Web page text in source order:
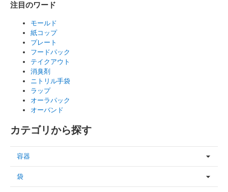
注目のワード
モールド
紙コップ
プレート
フードパック
テイクアウト
消臭剤
ニトリル手袋
ラップ
オーラパック
オーバンド
カテゴリから探す
容器
袋